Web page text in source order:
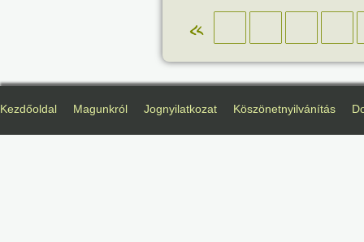
«
Kezdőoldal Magunkról Jognyilatkozat Köszönetnyilvánítás